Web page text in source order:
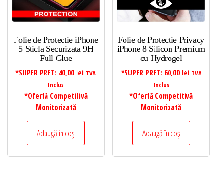
Folie de Protectie iPhone
5 Sticla Securizata 9H
Full Glue
*SUPER PRET: 40,00 lei TVA
Inclus
*Ofertă Competitivă
Monitorizată
Adaugă în coș
Folie de Protectie Privacy
iPhone 8 Silicon Premium
cu Hydrogel
*SUPER PRET: 60,00 lei TVA
Inclus
*Ofertă Competitivă
Monitorizată
Adaugă în coș